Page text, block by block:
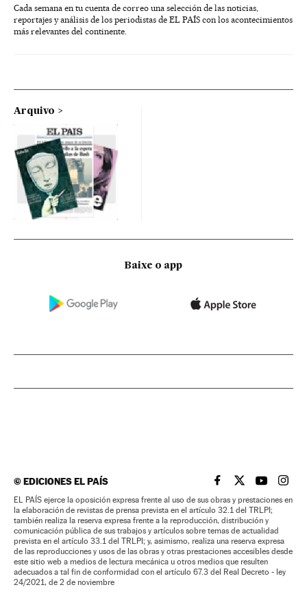
Cada semana en tu cuenta de correo una selección de las noticias,
reportajes y análisis de los periodistas de EL PAÍS con los acontecimientos
más relevantes del continente.
Arquivo
Baixe o app
©EDICIONES EL PAÍS EL PAÍS BRASIL EN
EL PAÍSEL PAÍS
EL
EL PAÍS ejerce la oposición expresa frente al uso de sus obras y prestaciones en
la elaboración de revistas de prensa prevista en el artículo 32.1 del TRLPI;
también realiza la reserva expresa frente a la reproducción, distribución y
comunicación pública de sus trabajos y artículos sobre temas de actualidad
prevista en el artículo 33.1 del TRLPI; y, asimismo, realiza una reserva expresa
de las reproducciones y usos de las obras y otras prestaciones accesibles desde
este sitio web a medios de lectura mecánica u otros medios que resulten
adecuados a tal fin de conformidad con el artículo 67.3 del Real Decreto - ley
24/2021, de 2 de noviembre